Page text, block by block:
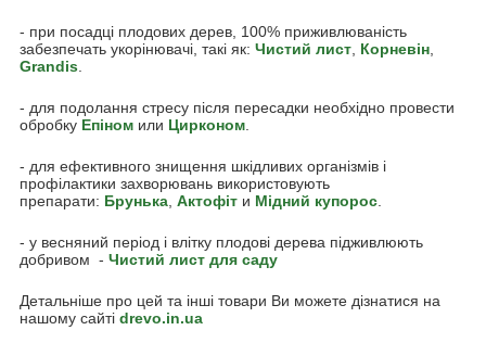
- при посадці плодових дерев, 100% приживлюваність
забезпечать укорінювачі, такі як: Чистий лист Корневін
Grandis
- для подолання стресу після пересадки необхідно провести
обробку Епіном или Цирконом
- для ефективного знищення шкідливих організмів і
профілактики захворювань використовують
препарати: Брунька Актофіт и Мідний купорос
- у весняний період і влітку плодові дерева підживлюють
добривом - Чистий лист для саду
Детальніше про цей та інші товари Ви можете дізнатися на
нашому сайті drevo.in.ua